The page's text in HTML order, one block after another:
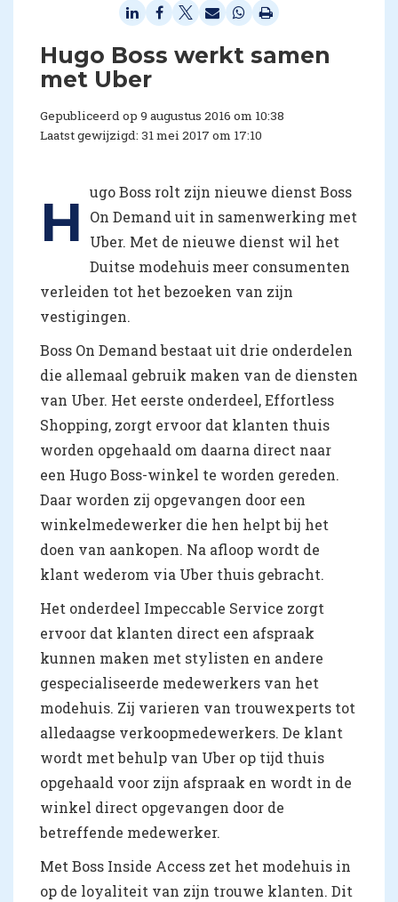
Hugo Boss werkt samen
met Uber
Gepubliceerd op 9 augustus 2016 om 10:38
Laatst gewijzigd: 31 mei 2017 om 17:10
H ugo Boss rolt zijn nieuwe dienst Boss
On Demand uit in samenwerking met
Uber. Met de nieuwe dienst wil het
Duitse modehuis meer consumenten
verleiden tot het bezoeken van zijn
vestigingen.
Boss On Demand bestaat uit drie onderdelen
die allemaal gebruik maken van de diensten
van Uber. Het eerste onderdeel, Effortless
Shopping, zorgt ervoor dat klanten thuis
worden opgehaald om daarna direct naar
een Hugo Boss-winkel te worden gereden.
Daar worden zij opgevangen door een
winkelmedewerker die hen helpt bij het
doen van aankopen. Na afloop wordt de
klant wederom via Uber thuis gebracht.
Het onderdeel Impeccable Service zorgt
ervoor dat klanten direct een afspraak
kunnen maken met stylisten en andere
gespecialiseerde medewerkers van het
modehuis. Zij varieren van trouwexperts tot
alledaagse verkoopmedewerkers. De klant
wordt met behulp van Uber op tijd thuis
opgehaald voor zijn afspraak en wordt in de
winkel direct opgevangen door de
betreffende medewerker.
Met Boss Inside Access zet het modehuis in
op de loyaliteit van zijn trouwe klanten. Dit